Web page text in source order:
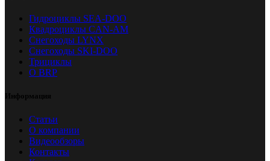
Гидроциклы SEA-DOO
Квадроциклы CAN-AM
Снегоходы LYNX
Снегоходы SKI-DOO
Трициклы
О BRP
Информация
Статьи
О компании
Видеообзоры
Контакты